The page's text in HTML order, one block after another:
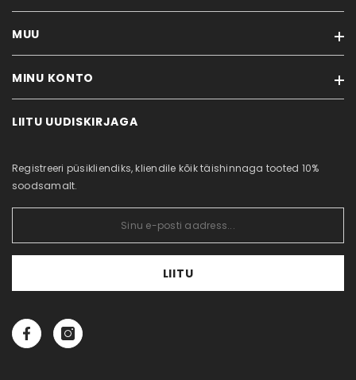
Tarneaeg ja transport
Tellimistingimused
Kontakt
Püsiklient
Küpsisepoliitika
MUU
Soodustooted
Sisukaart
MINU KONTO
Minu konto
Tellitud tooted
LIITU UUDISKIRJAGA
Registreeri püsikliendiks, kliendile kõik täishinnaga tooted 10%
soodsamalt.
LIITU